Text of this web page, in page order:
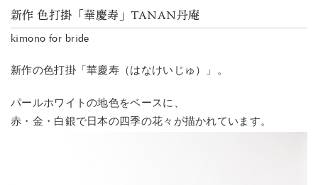
新作 色打掛「華慶寿」TANAN丹庵
kimono for bride
新作の色打掛「華慶寿（はなけいじゅ）」。
パールホワイトの地色をベースに、
赤・金・白銀で日本の四季の花々が描かれています。